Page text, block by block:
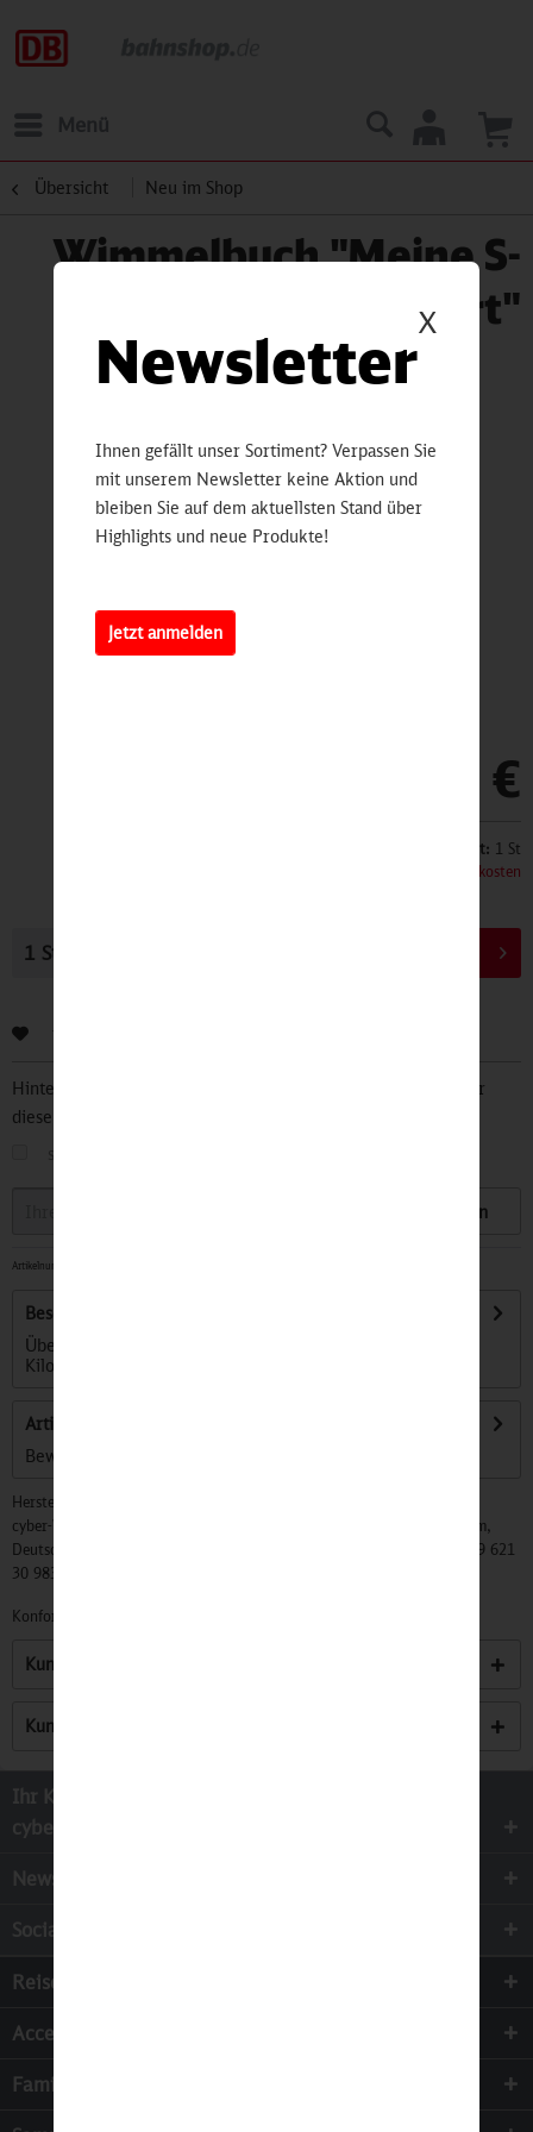
Menü
Übersicht Neu im Shop
Wimmelbuch "Meine S-
Bahn Stuttgart"
16,95 €
Inhalt: 1 St
zzgl. Versandkosten
Hinterlegen Sie Ihre Email Adresse und bleiben Sie stets über
diesen Artikel informiert.
Speichern
Artikelnummer:
Beschreibung
Über 200 moderne Züge der S-Bahn Stuttgart sind im 215
Kilometer langen Streckennetz...
Artikel bewerten
Bewertungen lesen, schreiben und diskutieren...
Hersteller:
cyber-Wear Heidelberg GmbH, Elsa-Brändström-Str. 4, 68229 Mannheim,
Deutschland, Info@mycybergroup.com, https://mycybergroup.com, +49 621
30 983 0
Konformitätserklärungen zu unseren Produkten finden Sie
Kunden kauften auch
Kunden haben sich ebenfalls angesehen
Ihr Kontakt zur
cyber-Wear Heidelberg GmbH
Newsletter
Socialmedia
Reisen
Accessoires
Familie & Kinder
X
Newsletter
Ihnen gefällt unser Sortiment? Verpassen Sie
mit unserem Newsletter keine Aktion und
bleiben Sie auf dem aktuellsten Stand über
Highlights und neue Produkte!
Jetzt anmelden